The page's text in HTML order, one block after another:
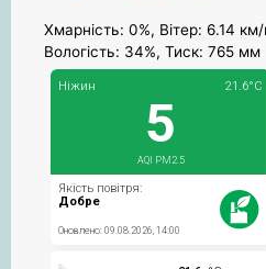
Хмарність: 0%, Вітер: 6.14 км/
Вологість: 34%, Тиск: 765 мм